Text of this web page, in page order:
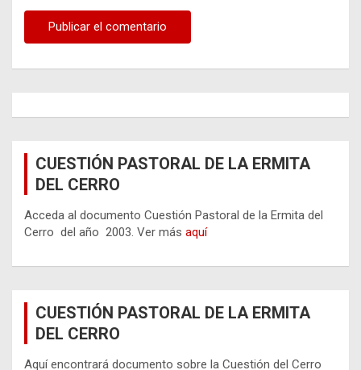
CUESTIÓN PASTORAL DE LA ERMITA
DEL CERRO
Acceda al documento Cuestión Pastoral de la Ermita del
Cerro del año 2003. Ver más aquí
CUESTIÓN PASTORAL DE LA ERMITA
DEL CERRO
Aquí encontrará documento sobre la Cuestión del Cerro